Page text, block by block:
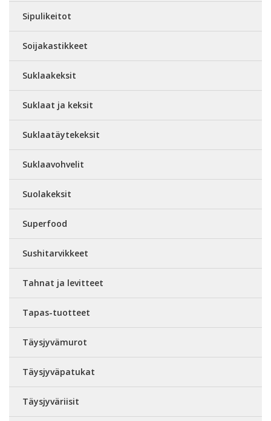
Sipulikeitot
Soijakastikkeet
Suklaakeksit
Suklaat ja keksit
Suklaatäytekeksit
Suklaavohvelit
Suolakeksit
Superfood
Sushitarvikkeet
Tahnat ja levitteet
Tapas-tuotteet
Täysjyvämurot
Täysjyväpatukat
Täysjyväriisit